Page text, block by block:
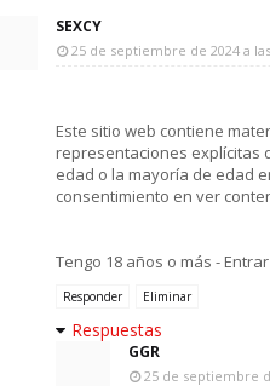
SEXCY
25 de septiembre de 2024 a
Este sitio web contiene
representaciones explícitas
edad o la mayoría de edad
consentimiento en ver
Tengo 18 años o más - Entrar
Responder Eliminar
Respuestas
GGR
25 de septiembre